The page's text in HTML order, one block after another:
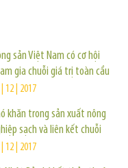
sản Việt Nam có cơ hội
gia chuỗi giá trị toàn cầu
| 12 | 2017
khăn trong sản xuất nông
sạch và liên kết chuỗi
| 12 | 2017